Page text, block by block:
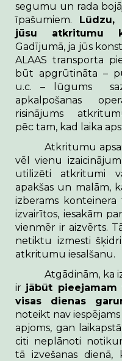
segumu un rada
īpašumiem.
jūsu atkritumu
Gadījumā, ja jūs
ALAAS transporta
būt apgrūtināta –
u.c. – lūgums
apkalpošanas
risinājums
pēc tam, kad laika
Atkritumu
vēl vienu
utilizēti atkritumi
apakšas un malām,
izberams
izvairītos, iesakām
vienmēr ir aizvērts.
netiktu izmesti
atkritumu iesalšanu.
Atgādinām, ka
ir jābūt pieejamam
visas dienas
noteikt nav
apjoms, gan
citi neplānoti
tā izvešanas